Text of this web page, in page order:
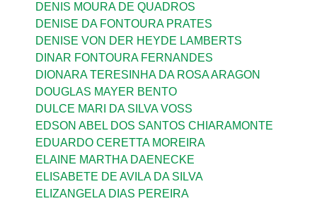
DENIS MOURA DE QUADROS
DENISE DA FONTOURA PRATES
DENISE VON DER HEYDE LAMBERTS
DINAR FONTOURA FERNANDES
DIONARA TERESINHA DA ROSA ARAGON
DOUGLAS MAYER BENTO
DULCE MARI DA SILVA VOSS
EDSON ABEL DOS SANTOS CHIARAMONTE
EDUARDO CERETTA MOREIRA
ELAINE MARTHA DAENECKE
ELISABETE DE AVILA DA SILVA
ELIZANGELA DIAS PEREIRA